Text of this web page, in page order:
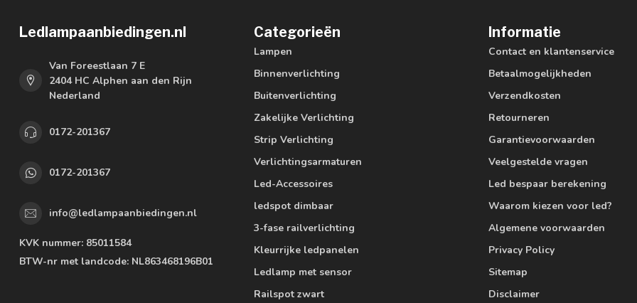
Ledlampaanbiedingen.nl
Van Foreestlaan 7 E
2404 HC Alphen aan den Rijn
Nederland
0172-201367
0172-201367
info@ledlampaanbiedingen.nl
KVK nummer: 85011584
BTW-nr met landcode: NL863468196B01
Categorieën
Lampen
Binnenverlichting
Buitenverlichting
Zakelijke Verlichting
Strip Verlichting
Verlichtingsarmaturen
Led-Accessoires
ledspot dimbaar
3-fase railverlichting
Kleurrijke ledpanelen
Ledlamp met sensor
Railspot zwart
Informatie
Contact en klantenservice
Betaalmogelijkheden
Verzendkosten
Retourneren
Garantievoorwaarden
Veelgestelde vragen
Led bespaar berekening
Waarom kiezen voor led?
Algemene voorwaarden
Privacy Policy
Sitemap
Disclaimer